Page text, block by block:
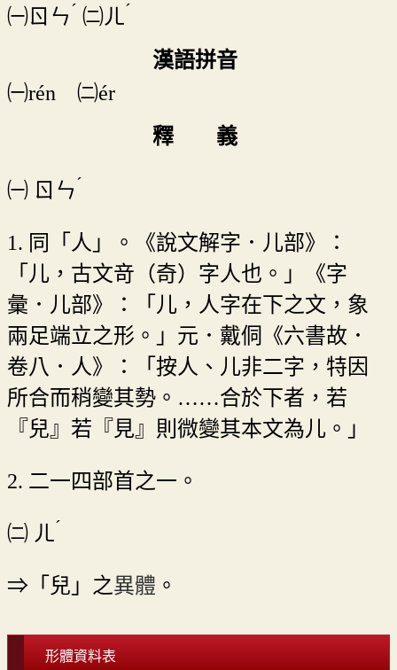
㈠ㄖㄣˊ ㈡ㄦ ˊ
漢語拼音
㈠rén ㈡ér
釋 義
㈠ ㄖㄣˊ
1. 同「人」。《說文解字．儿部》：
「儿，古文竒（奇）字人也。」《字
彙．儿部》：「儿，人字在下之文，象
兩足端立之形。」元．戴侗《六書故．
卷八．人》：「按人、儿非二字，特因
所合而稍變其勢。……合於下者，若
『兒』若『見』則微變其本文為儿。」
2. 二一四部首之一。
㈡ ㄦ ˊ
⇒「兒」之異體 。
形體資料表